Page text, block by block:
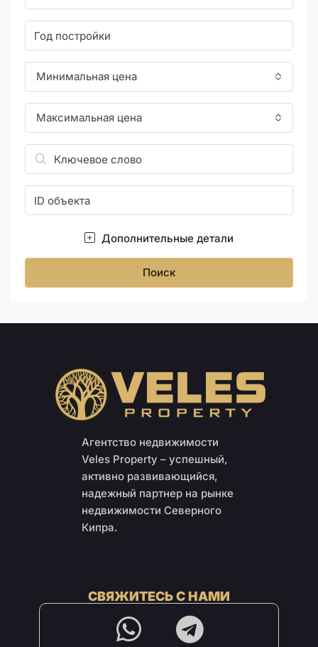
Минимальная цена
Максимальная цена
Дополнительные детали
Поиск
Агентство недвижимости
Veles Property – успешный,
активно развивающийся,
надежный партнер на рынке
недвижимости Северного
Кипра.
СВЯЖИТЕСЬ С НАМИ